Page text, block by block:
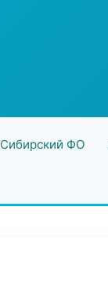
Сибирский ФО